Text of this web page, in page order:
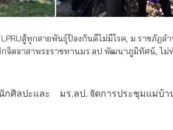
LPRUสู้ทุกสายพันธุ์ป้องกันดีไม่มีโรค, ม.ราชภัฏลำ
กจิตอาสาพระราชทานมร.ลป.พัฒนาภูมิทัศน์, ไม่
กศิลปะและ
มร.ลป. จัดการประชุมแม่บ้